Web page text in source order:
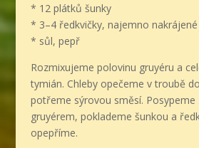
* 12 plátků šunky
* 3–4 ředkvičky, najemno nakrájené
* sůl, pepř
Rozmixujeme polovinu gruyéru a
tymián. Chleby opečeme v troubě
potřeme sýrovou směsí. Posypeme
gruyérem, poklademe šunkou a
opepříme.